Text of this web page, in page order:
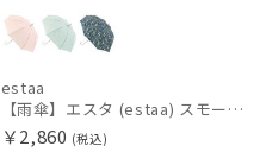
estaa
【雨傘】エスタ (estaa) スモールガーデン 耐風傘 ジャンプ傘 晴雨兼用 UV対応
￥2,860 (税込)